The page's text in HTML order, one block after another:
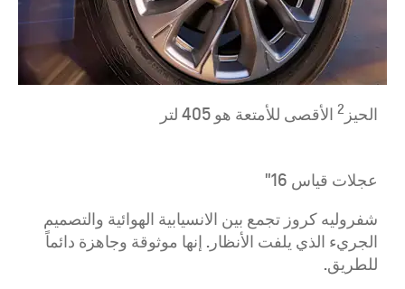
الحيز2الأقصى للأمتعة هو 405 لتر
عجلات قياس 16"
شفروليه كروز تجمع بين الانسيابية الهوائية والتصميم
الجريء الذي يلفت الأنظار. إنها موثوقة وجاهزة دائماً
للطريق.